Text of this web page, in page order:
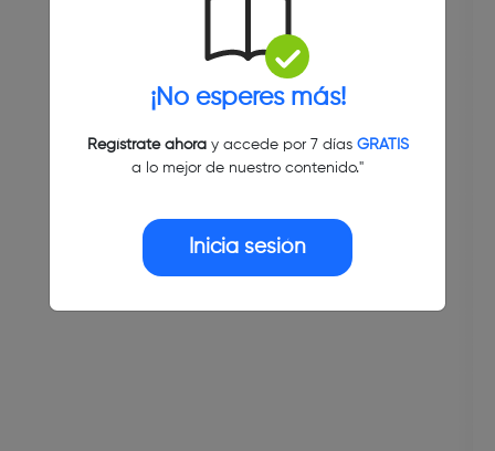
¡No esperes más!
Regístrate ahoray accede por 7 días GRATIS
a lo mejor de nuestro contenido."
Inicia sesión